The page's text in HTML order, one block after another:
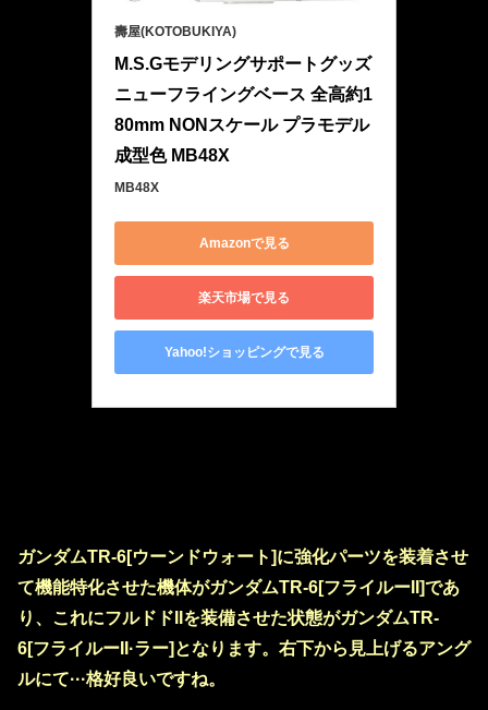
壽屋(KOTOBUKIYA)
M.S.Gモデリングサポートグッズ
ニューフライングベース 全高約1
80mm NONスケール プラモデル
成型色 MB48X
MB48X
Amazonで見る
楽天市場で見る
Yahoo!ショッピングで見る
ガンダムTR-6[ウーンドウォート]に強化パーツを装着させ
て機能特化させた機体がガンダムTR-6[フライルーII]であ
り、これにフルドドIIを装備させた状態がガンダムTR-
6[フライルーII·ラー]となります。右下から見上げるアング
ルにて···格好良いですね。